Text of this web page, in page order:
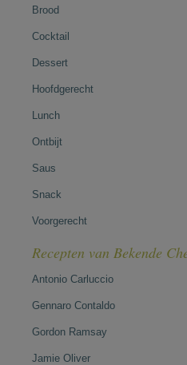
Brood
Cocktail
Dessert
Hoofdgerecht
Lunch
Ontbijt
Saus
Snack
Voorgerecht
Recepten van Bekende
Antonio Carluccio
Gennaro Contaldo
Gordon Ramsay
Jamie Oliver